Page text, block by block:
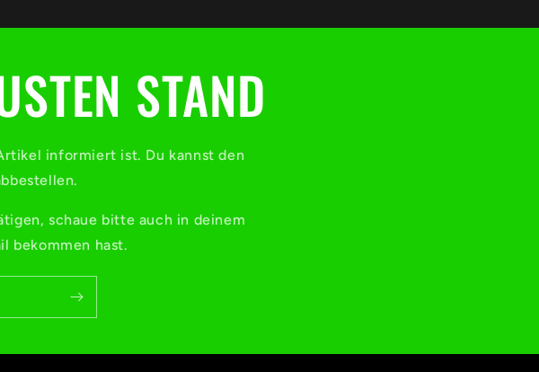
STAND
informiert ist. Du kannst den
schaue bitte auch in deinem
bekommen hast.